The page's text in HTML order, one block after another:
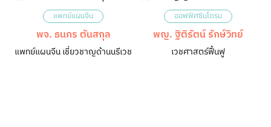
แพทย์แผนจีน
พจ. ธนภร ตันสกุล
แพทย์แผนจีน เชี่ยวชาญด้านนรีเวช
ออฟฟิศซินโดรม
พญ. ฐิติรัตน์ รักษ์วิทย์
เวชศาสตร์ฟื้นฟู